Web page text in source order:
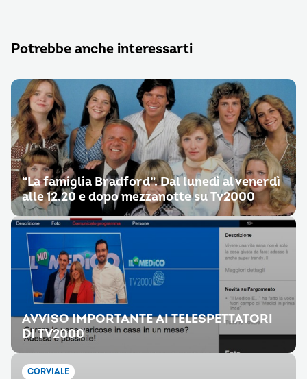
Potrebbe anche interessarti
“La famiglia Bradford”. Dal lunedì al venerdì
alle 12.20 e dopo mezzanotte su Tv2000
AVVISO IMPORTANTE AI TELESPETTATORI
DI TV2000
CORVIALE